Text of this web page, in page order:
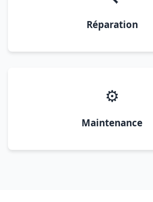
Réparation
⚙️
Maintenance